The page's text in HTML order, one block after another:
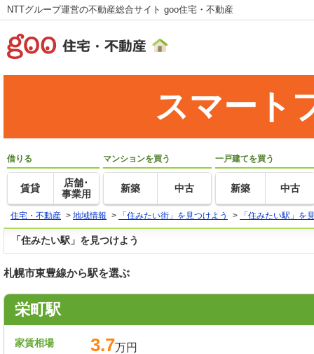
NTTグループ運営の不動産総合サイト goo住宅・不動産
スマート
借りる
賃貸
店舗･
事業用
マンションを買う
新築 中古
一戸建てを買う
新築 中古
住宅・不動産 > 地域情報 > 「住みたい街」を見つけよう > 「住みたい駅」を
「住みたい駅」を見つけよう
札幌市東豊線から駅を選ぶ
栄町駅
家賃相場 3.7万円